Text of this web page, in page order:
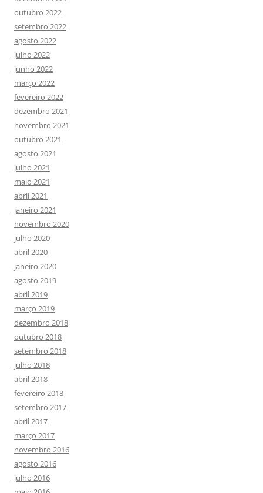
outubro 2022
setembro 2022
agosto 2022
julho 2022
junho 2022
março 2022
fevereiro 2022
dezembro 2021
novembro 2021
outubro 2021
agosto 2021
julho 2021
maio 2021
abril 2021
janeiro 2021
novembro 2020
julho 2020
abril 2020
janeiro 2020
agosto 2019
abril 2019
março 2019
dezembro 2018
outubro 2018
setembro 2018
julho 2018
abril 2018
fevereiro 2018
setembro 2017
abril 2017
março 2017
novembro 2016
agosto 2016
julho 2016